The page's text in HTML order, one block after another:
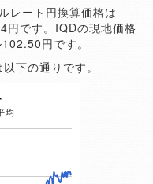
レート円換算価格は
です。IQDの現地価格
円です。
下の通りです。
均